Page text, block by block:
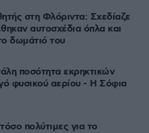
στη Φλόριντα: Σχεδίαζε
αυτοσχέδια όπλα και
δωμάτιό του
ποσότητα εκρηκτικών
φυσικού αερίου - Η Σόφια
τόσο πολύτιμες για το